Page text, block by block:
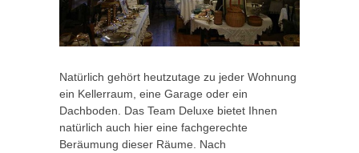
Natürlich gehört heutzutage zu jeder Wohnung
ein Kellerraum, eine Garage oder ein
Dachboden. Das Team Deluxe bietet Ihnen
natürlich auch hier eine fachgerechte
Beräumung dieser Räume. Nach